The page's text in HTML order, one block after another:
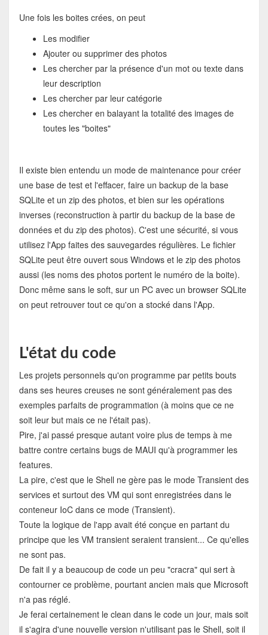
Une fois les boites crées, on peut
Les modifier
Ajouter ou supprimer des photos
Les chercher par la présence d'un mot ou texte dans
leur description
Les chercher par leur catégorie
Les chercher en balayant la totalité des images de
toutes les "boites"
Il existe bien entendu un mode de maintenance pour créer
une base de test et l'effacer, faire un backup de la base
SQLite et un zip des photos, et bien sur les opérations
inverses (reconstruction à partir du backup de la base de
données et du zip des photos). C'est une sécurité, si vous
utilisez l'App faites des sauvegardes régulières. Le fichier
SQLite peut être ouvert sous Windows et le zip des photos
aussi (les noms des photos portent le numéro de la boite).
Donc même sans le soft, sur un PC avec un browser SQLite
on peut retrouver tout ce qu'on a stocké dans l'App.
L'état du code
Les projets personnels qu'on programme par petits bouts
dans ses heures creuses ne sont généralement pas des
exemples parfaits de programmation (à moins que ce ne
soit leur but mais ce ne l'était pas).
Pire, j'ai passé presque autant voire plus de temps à me
battre contre certains bugs de MAUI qu'à programmer les
features.
La pire, c'est que le Shell ne gère pas le mode Transient des
services et surtout des VM qui sont enregistrées dans le
conteneur IoC dans ce mode (Transient).
Toute la logique de l'app avait été conçue en partant du
principe que les VM transient seraient transient... Ce qu'elles
ne sont pas.
De fait il y a beaucoup de code un peu "cracra" qui sert à
contourner ce problème, pourtant ancien mais que Microsoft
n'a pas réglé.
Je ferai certainement le clean dans le code un jour, mais soit
il s'agira d'une nouvelle version n'utilisant pas le Shell, soit il